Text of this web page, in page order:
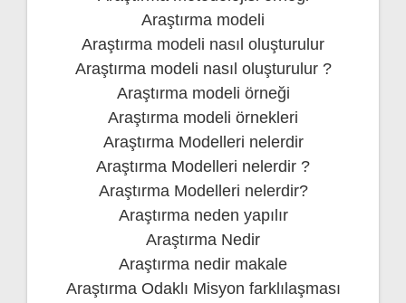
Araştırma modeli
Araştırma modeli nasıl oluşturulur
Araştırma modeli nasıl oluşturulur ?
Araştırma modeli örneği
Araştırma modeli örnekleri
Araştırma Modelleri nelerdir
Araştırma Modelleri nelerdir ?
Araştırma Modelleri nelerdir?
Araştırma neden yapılır
Araştırma Nedir
Araştırma nedir makale
Araştırma Odaklı Misyon farklılaşması